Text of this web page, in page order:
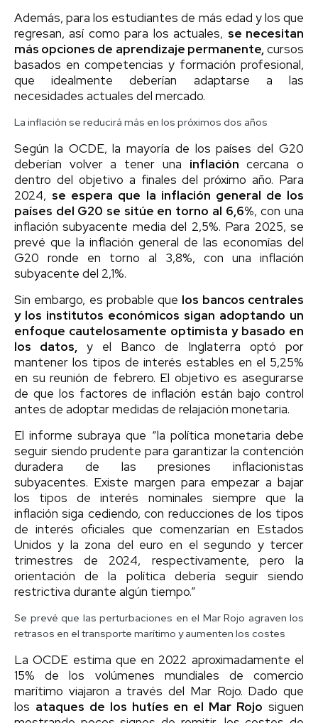
Además, para los estudiantes de más edad y los que
regresan, así como para los actuales, se necesitan
más opciones de aprendizaje permanente,cursos
basados en competencias y formación profesional,
que idealmente deberían adaptarse a las
necesidades actuales del mercado.
La inflación se reducirá más en los próximos dos años
Según la OCDE, la mayoría de los países del G20
deberían volver a tener una inflación cercana o
dentro del objetivo a finales del próximo año. Para
2024, se espera que la inflación general de los
países del G20 se sitúe en torno al 6,6%, con una
inflación subyacente media del 2,5%. Para 2025, se
prevé que la inflación general de las economías del
G20 ronde en torno al 3,8%, con una inflación
subyacente del 2,1%.
Sin embargo, es probable que los bancos centrales
y los institutos económicos sigan adoptando un
enfoque cautelosamente optimista y basado en
los datos, y el Banco de Inglaterra optó por
mantener los tipos de interés estables en el 5,25%
en su reunión de febrero. El objetivo es asegurarse
de que los factores de inflación están bajo control
antes de adoptar medidas de relajación monetaria.
El informe subraya que “la política monetaria debe
seguir siendo prudente para garantizar la contención
duradera de las presiones inflacionistas
subyacentes. Existe margen para empezar a bajar
los tipos de interés nominales siempre que la
inflación siga cediendo, con reducciones de los tipos
de interés oficiales que comenzarían en Estados
Unidos y la zona del euro en el segundo y tercer
trimestres de 2024, respectivamente, pero la
orientación de la política debería seguir siendo
restrictiva durante algún tiempo.”
Se prevé que las perturbaciones en el Mar Rojo agraven los
retrasos en el transporte marítimo y aumenten los costes
La OCDE estima que en 2022 aproximadamente el
15% de los volúmenes mundiales de comercio
marítimo viajaron a través del Mar Rojo. Dado que
los ataques de los hutíes en el Mar Rojo siguen